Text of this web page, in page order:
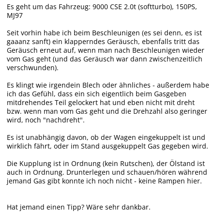
Es geht um das Fahrzeug: 9000 CSE 2.0t (softturbo), 150PS,
MJ97
Seit vorhin habe ich beim Beschleunigen (es sei denn, es ist
gaaanz sanft) ein klapperndes Geräusch, ebenfalls tritt das
Geräusch erneut auf, wenn man nach Beschleunigen wieder
vom Gas geht (und das Geräusch war dann zwischenzeitlich
verschwunden).
Es klingt wie irgendein Blech oder ähnliches - außerdem habe
ich das Gefühl, dass ein sich eigentlich beim Gasgeben
mitdrehendes Teil gelockert hat und eben nicht mit dreht
bzw. wenn man vom Gas geht und die Drehzahl also geringer
wird, noch "nachdreht".
Es ist unabhängig davon, ob der Wagen eingekuppelt ist und
wirklich fährt, oder im Stand ausgekuppelt Gas gegeben wird.
Die Kupplung ist in Ordnung (kein Rutschen), der Ölstand ist
auch in Ordnung. Drunterlegen und schauen/hören während
jemand Gas gibt konnte ich noch nicht - keine Rampen hier.
Hat jemand einen Tipp? Wäre sehr dankbar.